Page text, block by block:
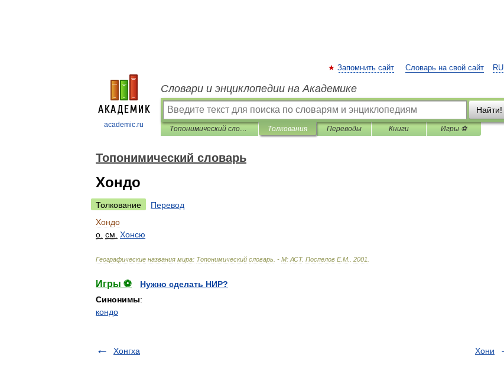
academic.ru
RU
Запомнить сайт Словарь на свой сайт
Словари и энциклопедии на Академике
Найти!
Топонимический словарь Толкования Переводы Книги Игры ⚽
Топонимический словарь
Хондо
Толкование
Перевод
Хондо
о см Хонсю
Географические названия мира: Топонимический словарь . - М: АСТ. Поспелов Е.М 2001
Игры ⚽
Нужно сделать НИР?
Синонимы:
кондо
Хонгха Хони